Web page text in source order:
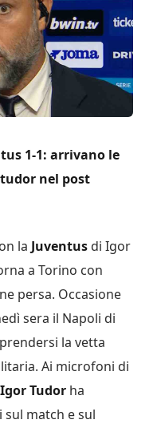
1-1: arrivano le
nel post
la Juventus di Igor
a Torino con
persa. Occasione
sera il Napoli di
la vetta
Ai microfoni di
Igor Tudor ha
match e sul